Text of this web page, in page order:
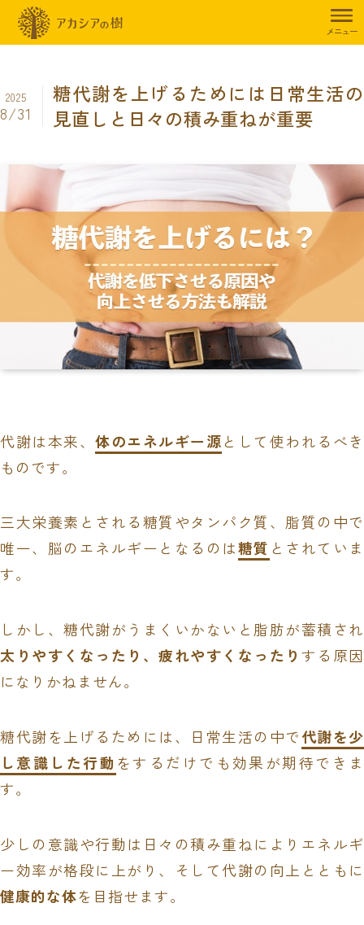
メニュー
トップページ 暮らしのお役立ち情報 糖代謝を上
糖代謝を上げるためには日常生活の
見直しと日々の積み重ねが重要
2025
8/31
代謝は本来、体のエネルギー源として使われるべき
ものです。
三大栄養素とされる糖質やタンパク質、脂質の中で
唯一、脳のエネルギーとなるのは糖質 とされていま
す。
しかし、糖代謝がうまくいかないと脂肪が蓄積され
太りやすくなったり、疲れやすくなったり する原因
になりかねません。
糖代謝を上げるためには、日常生活の中で代謝を少
し意識した行動 をするだけでも効果が期待できま
す。
少しの意識や行動は日々の積み重ねによりエネルギ
ー効率が格段に上がり、そして代謝の向上とともに
健康的な体を目指せます。